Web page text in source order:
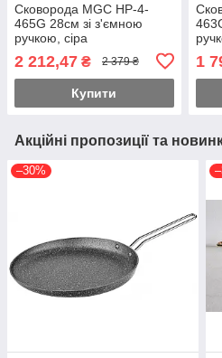
Сковорода MGC HP-4-
465G 28см зі з'ємною
ручкою, сіра
2 212,47 ₴ 2 379 ₴
Купити
1
Акційні пропозиції та
–30%